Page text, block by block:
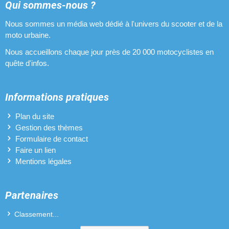
Plaques phares pour Yamaha TZR 50
Pneus pour Yamaha TZR 50
Protèges-mains pour Yamaha TZR 50
Vilebrequins pour Yamaha TZR 50
Qui sommes-nous ?
Nous sommes un média web dédié à l'univers du scooter et de la
moto urbaine.
Nous accueillons chaque jour près de 20 000 motocyclistes en
quête d'infos.
Informations pratiques
Plan du site
Gestion des thèmes
Formulaire de contact
Faire un lien
Mentions légales
Partenaires
Classement...